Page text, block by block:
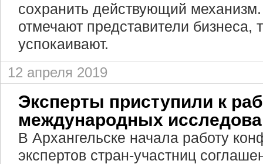
сохранить действующий
отмечают представители бизнеса,
успокаивают.
12 апреля 2019
Эксперты приступили к
международных
В Архангельске начала работу
экспертов стран-участниц